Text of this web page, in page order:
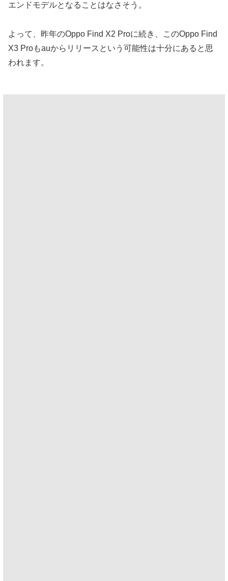
エンドモデルとなることはなさそう。
よって、昨年のOppo Find X2 Proに続き、このOppo Find
X3 Proもauからリリースという可能性は十分にあると思
われます。